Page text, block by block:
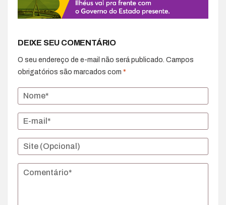
DEIXE SEU COMENTÁRIO
O seu endereço de e-mail não será publicado. Campos
obrigatórios são marcados com *